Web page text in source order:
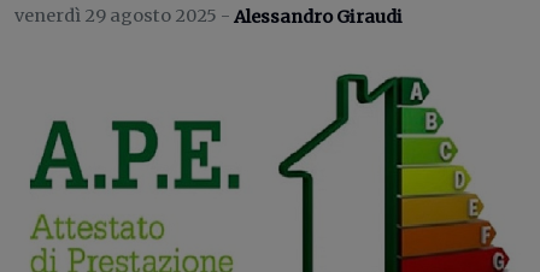
venerdì 29 agosto 2025 - Alessandro Giraudi